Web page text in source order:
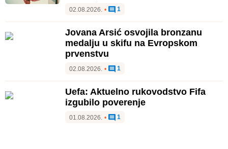
02.08.2026. • 1
Jovana Arsić osvojila bronzanu
medalju u skifu na Evropskom
prvenstvu
02.08.2026. • 1
Uefa: Aktuelno rukovodstvo Fifa
izgubilo poverenje
01.08.2026. • 1